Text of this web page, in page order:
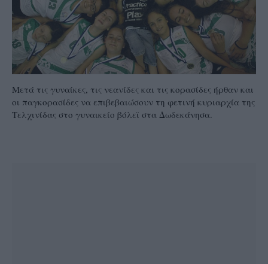
Μετά τις γυναίκες, τις νεανίδες και τις κορασίδες ήρθαν και
οι παγκορασίδες να επιβεβαιώσουν τη φετινή κυριαρχία της
Τελχινίδας στο γυναικείο βόλεϊ στα Δωδεκάνησα.